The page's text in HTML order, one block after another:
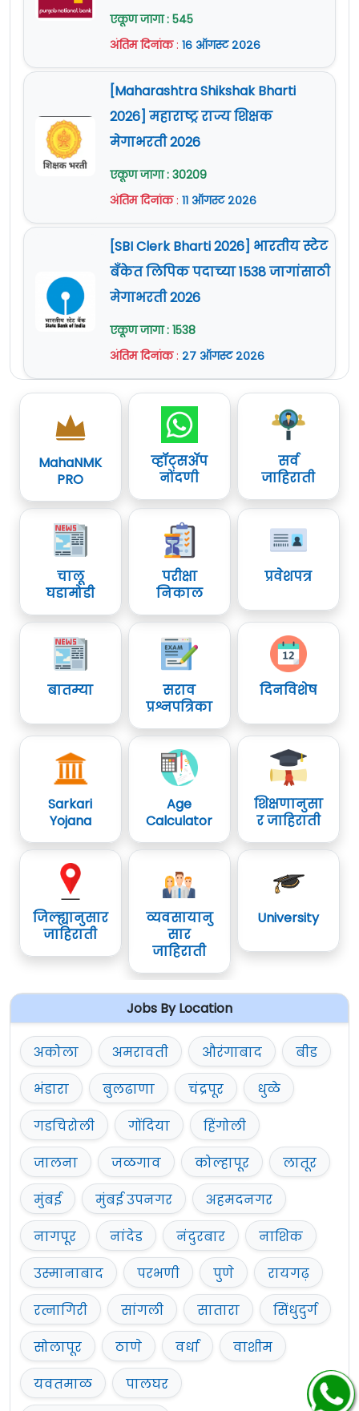
एकूण जागा : 545
अंतिम दिनांक: १६ ऑगस्ट २०२६
[Maharashtra Shikshak Bharti
2026] महाराष्ट्र राज्य शिक्षक
मेगाभरती 2026
एकूण जागा : 30209
अंतिम दिनांक: ११ ऑगस्ट २०२६
[SBI Clerk Bharti 2026] भारतीय स्टेट
बँकेत लिपिक पदाच्या 1538 जागांसाठी
मेगाभरती 2026
एकूण जागा : 1538
अंतिम दिनांक: २७ ऑगस्ट २०२६
MahaNMK
PRO
व्हॉट्सॲप
नोंदणी
सर्व
जाहिराती
चालू
घडामोडी
परीक्षा
निकाल
प्रवेशपत्र
बातम्या
सराव
प्रश्नपत्रिका
दिनविशेष
Sarkari
Yojana
Age
Calculator
शिक्षणानुसा
र जाहिराती
जिल्ह्यानुसार
जाहिराती
व्यवसायानु
सार
जाहिराती
University
Jobs By Location
अकोला अमरावती औरंगाबाद
बीड
भंडारा
बुलढाणा चंद्रपूर
धुळे
गडचिरोली
गोंदिया
हिंगोली
जालना
जळगाव कोल्हापूर
लातूर
मुंबई
मुंबई उपनगर
अहमदनगर
नागपूर
नांदेड नंदुरबार
नाशिक
उस्मानाबाद
परभणी पुणे
रायगढ़
रत्नागिरी
सांगली सातारा
सिंधुदुर्ग
सोलापूर
ठाणे वर्धा
वाशीम
यवतमाळ
पालघर